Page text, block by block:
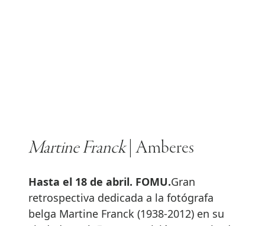
Martine Franck| Amberes
Hasta el 18 de abril. FOMU.Gran
retrospectiva dedicada a la fotógrafa
belga Martine Franck (1938-2012) en su